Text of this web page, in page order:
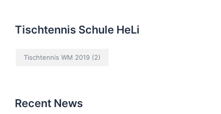
Tischtennis Schule HeLi
Tischtennis WM 2019 (2)
Recent News